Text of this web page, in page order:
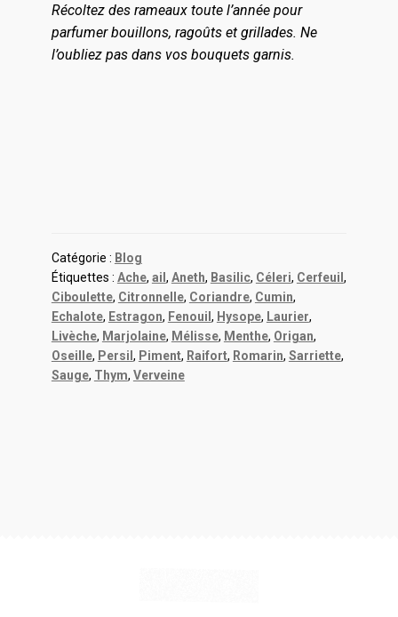
Récoltez des rameaux toute l’année pour
parfumer bouillons, ragoûts et grillades. Ne
l’oubliez pas dans vos bouquets garnis.
Catégorie : Blog
Étiquettes : Ache, ail , Aneth, Basilic, Céleri, Cerfeuil ,
Ciboulette, Citronnelle, Coriandre, Cumin,
Echalote, Estragon, Fenouil , Hysope, Laurier,
Livèche, Marjolaine, Mélisse, Menthe, Origan,
Oseille, Persil , Piment, Raifort, Romarin, Sarriette,
Sauge, Thym, Verveine